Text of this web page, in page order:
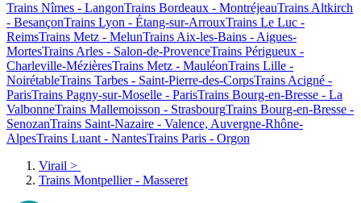
Trains Nîmes - LangonTrains Bordeaux - MontréjeauTrains Altkirch
- BesançonTrains Lyon - Étang-sur-ArrouxTrains Le Luc -
ReimsTrains Metz - MelunTrains Aix-les-Bains - Aigues-
MortesTrains Arles - Salon-de-ProvenceTrains Périgueux -
Charleville-MézièresTrains Metz - MauléonTrains Lille -
NoirétableTrains Tarbes - Saint-Pierre-des-CorpsTrains Acigné -
ParisTrains Pagny-sur-Moselle - ParisTrains Bourg-en-Bresse - La
ValbonneTrains Mallemoisson - StrasbourgTrains Bourg-en-Bresse -
SenozanTrains Saint-Nazaire - Valence, Auvergne-Rhône-
AlpesTrains Luant - NantesTrains Paris - Orgon
Virail >
Trains Montpellier - Masseret